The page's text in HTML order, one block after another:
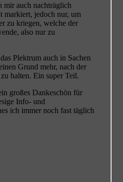
mir auch nachträglich
markiert, jedoch nur, um
zu kriegen, welche der
also nur zu
Plektrum auch in Sachen
Grund mehr, nach der
halten. Ein super Teil.
großes Dankeschön für
Info- und
ich immer noch fast täglich